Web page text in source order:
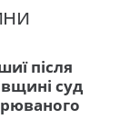
після
суд